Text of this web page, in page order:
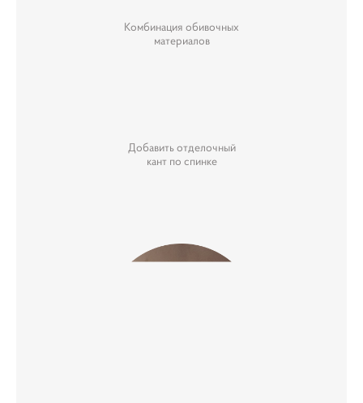
Комбинация обивочных
материалов
Добавить отделочный
кант по спинке